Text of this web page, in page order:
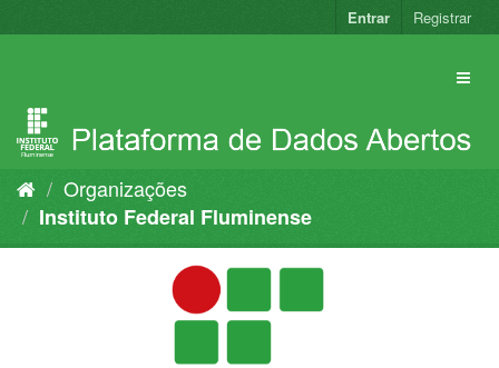
para
Entrar Registrar
Organizações
Instituto Federal Fluminense